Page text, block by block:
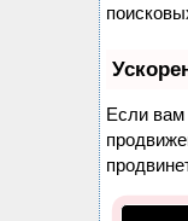
Если вам